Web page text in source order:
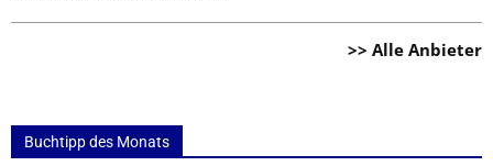
>> Alle Anbieter
Buchtipp des Monats